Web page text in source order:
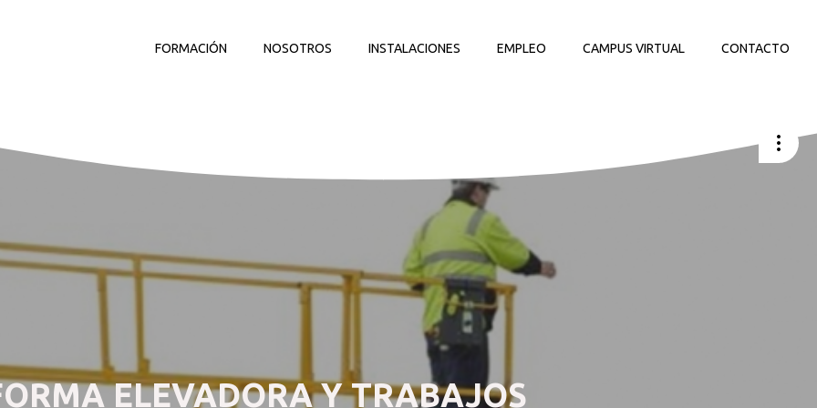
FORMACIÓN NOSOTROS INSTALACIONES EMPLEO CAMPUS VIRTUAL CONTACTO
ELEVADORA Y TRABAJOS